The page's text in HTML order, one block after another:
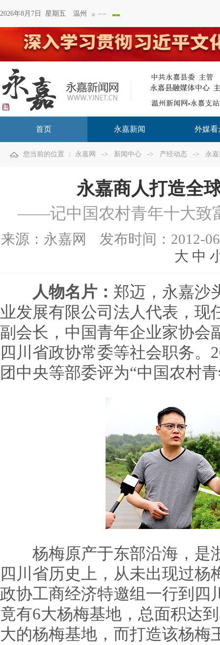
2026年8月7日 星期五 温州
首页 永嘉新闻 外媒看
您当前的位置 ： 永嘉网 -> 新闻中心 -> 产经动态 -> 永
永嘉商人打造全
——记中国农村青年十大致
来源： 永嘉网 发布时间： 2012-
大 中
人物名片： 郑迈，永嘉沙
业发展有限公司法人代表，现
副会长，中国青年企业家协会
四川省政协常委等社会职务。
团中央等部委评为“中国农村
杨梅原产于东部沿海，是
四川省历史上，从未出现过杨
政协工商经济特邀组一行到四
竟有6大杨梅基地，总面积达
大的杨梅基地，而打造该杨梅